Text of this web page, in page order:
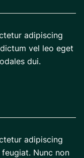
adipiscing
vel leo eget
dui.
adipiscing
Nunc non